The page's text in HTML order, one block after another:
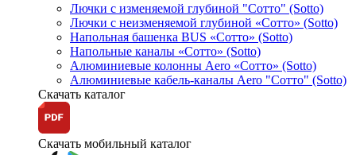
Лючки с изменяемой глубиной "Сотто" (Sotto)
Лючки с неизменяемой глубиной «Сотто» (Sotto)
Напольная башенка BUS «Сотто» (Sotto)
Напольные каналы «Сотто» (Sotto)
Алюминиевые колонны Aero «Сотто» (Sotto)
Алюминиевые кабель-каналы Aero "Сотто" (Sotto)
Скачать каталог
Скачать мобильный каталог